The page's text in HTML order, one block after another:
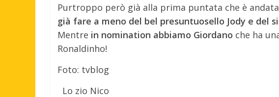
Purtroppo però già alla prima puntata che è
già fare a meno del bel presuntuosello Jody e del
Mentre in nomination abbiamo Giordano che ha
Ronaldinho!
Foto: tvblog
Lo zio Nico